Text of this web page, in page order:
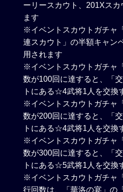
ーリースカウト、201Xスカ
ます
※イベントスカウトガチャ
連スカウト」の半額キャン
用されます
※イベントスカウトガチャ
数が100回に達すると、「
トにある☆4武将1人を交換
※イベントスカウトガチャ
数が200回に達すると、「
トにある☆4武将1人を交換
※イベントスカウトガチャ
数が300回に達すると、「
トにある☆5武将1人を交換
※イベントスカウトガチャ
行回数は、「華洛の宴」の